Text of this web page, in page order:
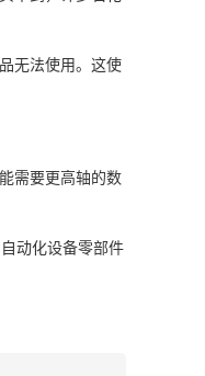
无法使用。这使
需要更高轴的数
动化设备零部件